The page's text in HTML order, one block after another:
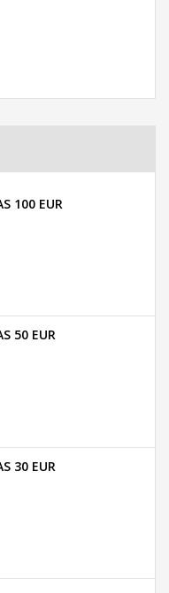
100 EUR
50 EUR
30 EUR